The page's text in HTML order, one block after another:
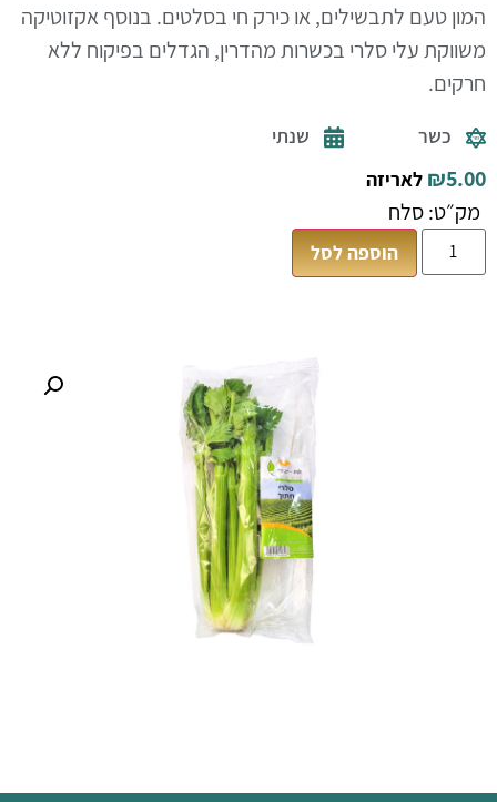
המון טעם לתבשילים, או כירק חי בסלטים. בנוסף אקזוטיקה
משווקת עלי סלרי בכשרות מהדרין, הגדלים בפיקוח ללא
חרקים.
כשר שנתי
₪5.00 לאריזה
מק״ט: סלח
הוספה לסל